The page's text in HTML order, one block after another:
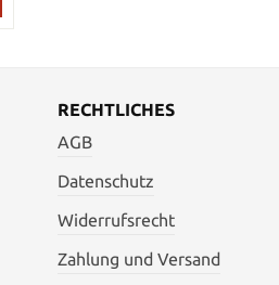
RECHTLICHES
AGB
Datenschutz
Widerrufsrecht
Zahlung und Versand